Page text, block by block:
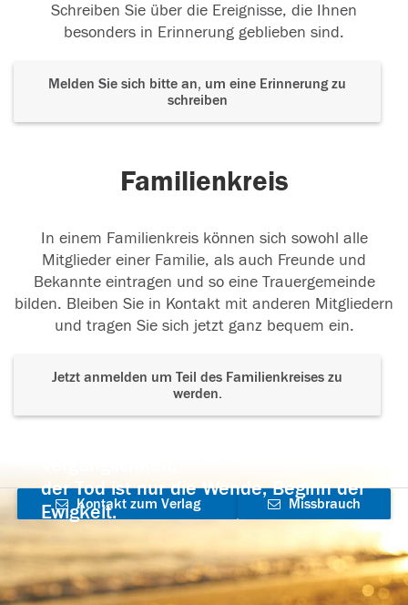
Schreiben Sie über die Ereignisse, die Ihnen
besonders in Erinnerung geblieben sind.
Melden Sie sich bitte an, um eine Erinnerung zu
schreiben
Familienkreis
In einem Familienkreis können sich sowohl alle
Mitglieder einer Familie, als auch Freunde und
Bekannte eintragen und so eine Trauergemeinde
bilden. Bleiben Sie in Kontakt mit anderen Mitgliedern
und tragen Sie sich jetzt ganz bequem ein.
Jetzt anmelden um Teil des Familienkreises zu
werden.
der Tod ist nur die Wende, Beginn der
Ewigkeit.
Kontakt zum Verlag
aufnehmen
Missbrauch